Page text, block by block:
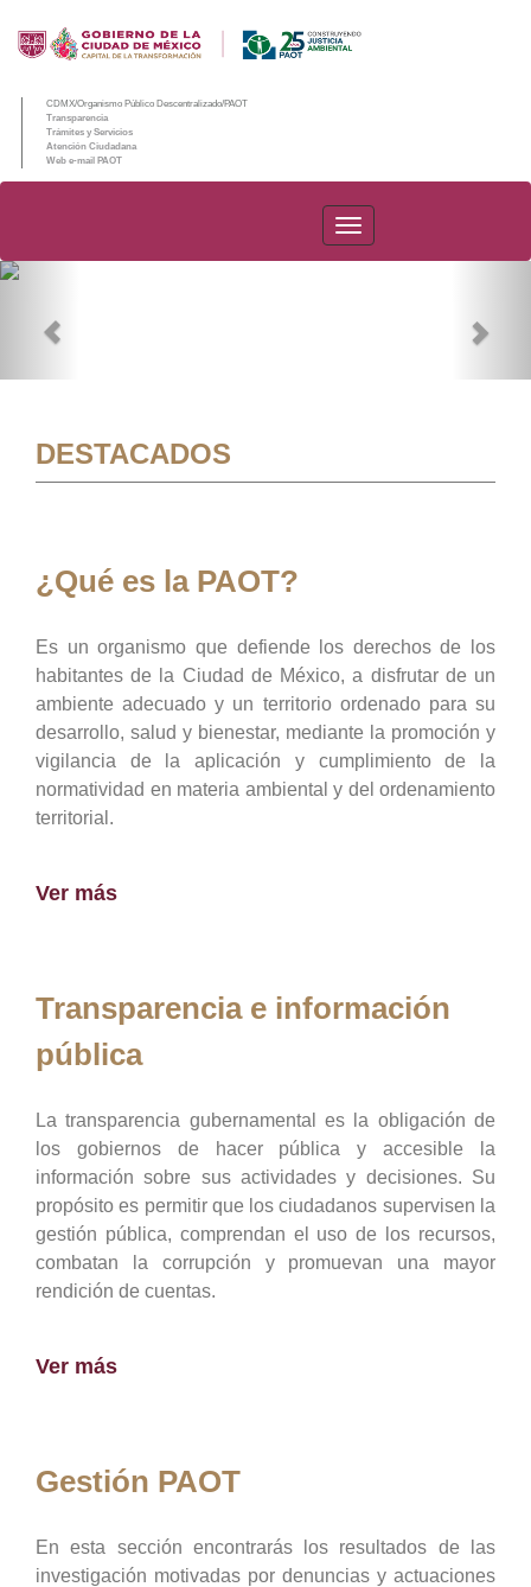
CDMX/Organismo Público Descentralizado/PAOT
Transparencia
Trámites y Servicios
Atención Ciudadana
Web e-mail PAOT
PAOT
DESTACADOS
¿Qué es la PAOT?
Es un organismo que defiende los derechos de los
habitantes de la Ciudad de México, a disfrutar de un
ambiente adecuado y un territorio ordenado para su
desarrollo, salud y bienestar, mediante la promoción y
vigilancia de la aplicación y cumplimiento de la
normatividad en materia ambiental y del ordenamiento
territorial.
Ver más
Transparencia e información
pública
La transparencia gubernamental es la obligación de
los gobiernos de hacer pública y accesible la
información sobre sus actividades y decisiones. Su
propósito es permitir que los ciudadanos supervisen la
gestión pública, comprendan el uso de los recursos,
combatan la corrupción y promuevan una mayor
rendición de cuentas.
Ver más
Gestión PAOT
En esta sección encontrarás los resultados de las
investigación motivadas por denuncias y actuaciones